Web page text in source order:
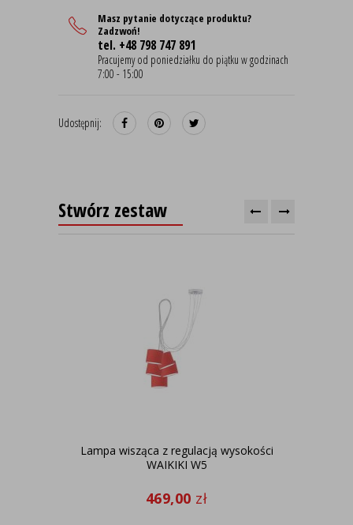
Masz pytanie dotyczące produktu?
Zadzwoń!
tel. +48 798 747 891
Pracujemy od poniedziałku do piątku w godzinach
7:00 - 15:00
Udostępnij:
Stwórz zestaw
Lampa wisząca z regulacją wysokości
WAIKIKI W5
469,00 zł